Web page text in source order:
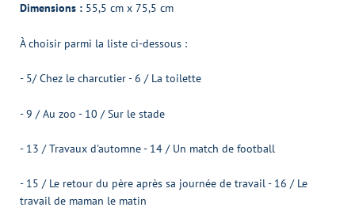
Dimensions : 55,5 cm x 75,5 cm
À choisir parmi la liste ci-dessous :
- 5/ Chez le charcutier - 6 / La toilette
- 9 / Au zoo - 10 / Sur le stade
- 13 / Travaux d'automne - 14 / Un match de football
- 15 / Le retour du père après sa journée de travail - 16 / Le
travail de maman le matin